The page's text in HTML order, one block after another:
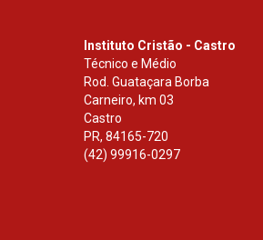
Instituto Cristão - Castro
Técnico e Médio
Rod. Guataçara Borba
Carneiro, km 03
Castro
PR, 84165-720
(42) 99916-0297